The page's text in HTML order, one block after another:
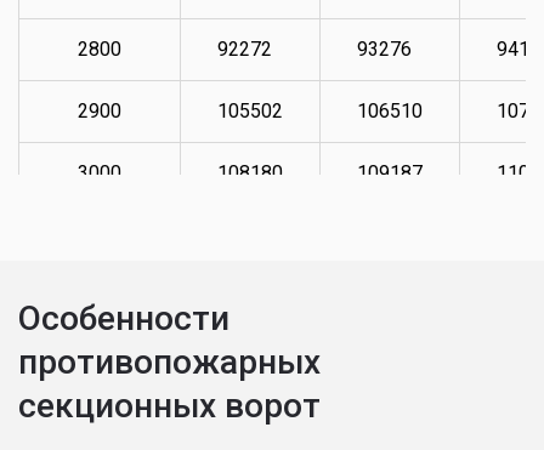
2800 92272 93276
2900 105502 106510
3000 108180 109187
3300 114878
3400 117398
Особенности
противопожарных
секционных ворот